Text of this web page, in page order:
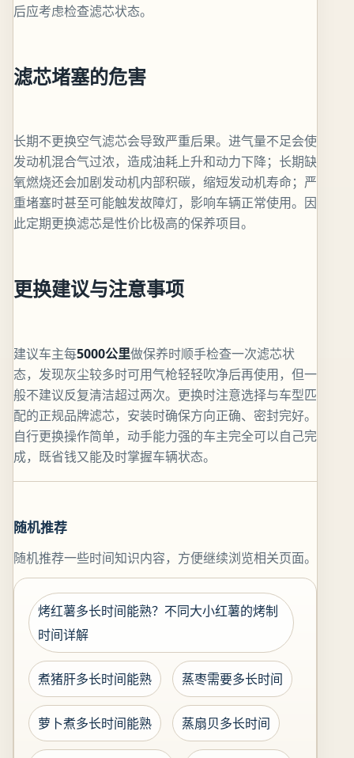
后应考虑检查滤芯状态。
滤芯堵塞的危害
长期不更换空气滤芯会导致严重后果。进气量不足会使
发动机混合气过浓，造成油耗上升和动力下降；长期缺
氧燃烧还会加剧发动机内部积碳，缩短发动机寿命；严
重堵塞时甚至可能触发故障灯，影响车辆正常使用。因
此定期更换滤芯是性价比极高的保养项目。
更换建议与注意事项
建议车主每5000公里做保养时顺手检查一次滤芯状
态，发现灰尘较多时可用气枪轻轻吹净后再使用，但一
般不建议反复清洁超过两次。更换时注意选择与车型匹
配的正规品牌滤芯，安装时确保方向正确、密封完好。
自行更换操作简单，动手能力强的车主完全可以自己完
成，既省钱又能及时掌握车辆状态。
随机推荐
随机推荐一些时间知识内容，方便继续浏览相关页面。
烤红薯多长时间能熟？不同大小红薯的烤制
时间详解
煮猪肝多长时间能熟 蒸枣需要多长时间
萝卜煮多长时间能熟 蒸扇贝多长时间